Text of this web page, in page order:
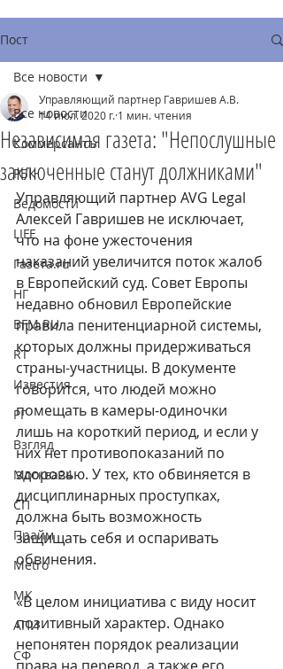
Пост
Все новости
Коммерсантъ
РБК
Ведомости
LIFE
Газета.ru
НГ
BFM.RU
RT
Известия
РГ
Взгляд
Москва24
СП
Прайм
Metro
МК
АПИ
СФ
Все новости
Независимая газета: "Непослушные
заключенные станут должниками"
Управляющий партнер Гавришев А.В.
14 июл. 2020 г. 1 мин. чтения
Управляющий партнер AVG Legal
Алексей Гавришев не исключает,
что на фоне ужесточения
наказаний увеличится поток жалоб
в Европейский суд. Совет Европы
недавно обновил Европейские
правила пенитенциарной системы,
которых должны придерживаться
страны-участницы. В документе
говорится, что людей можно
помещать в камеры-одиночки
лишь на короткий период, и если у
них нет противопоказаний по
здоровью. У тех, кто обвиняется в
дисциплинарных проступках,
должна быть возможность
защищать себя и оспаривать
обвинения.
«В целом инициатива с виду носит
позитивный характер. Однако
непонятен порядок реализации